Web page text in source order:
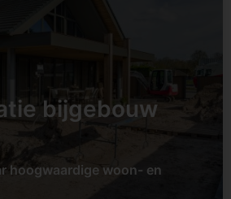
bijgebouw
hoogwaardige woon- en